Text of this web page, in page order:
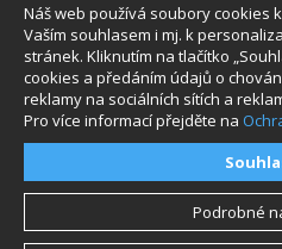
Reklamace a servis
O nákupu
Podrobné
Náš web používá soubory cookies
Vaším souhlasem i mj. k
stránek. Kliknutím na tlačítko
cookies a předáním údajů o
reklamy na sociálních sítích a
Pro více informací přejděte na